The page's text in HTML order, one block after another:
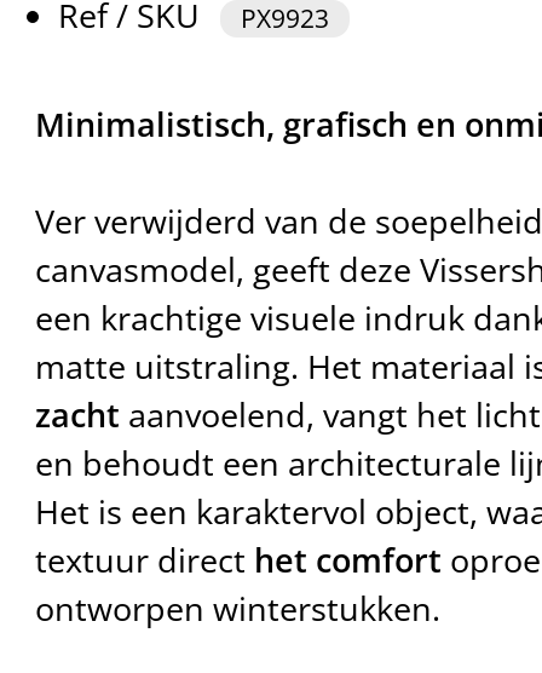
Ref / SKU PX9923
Minimalistisch, grafisch en
Ver verwijderd van de
canvasmodel, geeft deze
een krachtige visuele indruk
matte uitstraling. Het materiaal
zacht aanvoelend, vangt het
en behoudt een architecturale
Het is een karaktervol object,
textuur direct het comfort
ontworpen winterstukken.